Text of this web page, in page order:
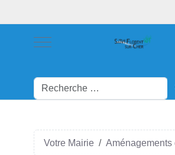
Mobile Menu Toggle
Votre Mairie Aménagements